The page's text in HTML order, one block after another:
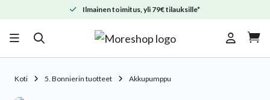
Ilmainen toimitus, yli 79€ tilauksille*

Koti 5. Bonnierin tuotteet Akkupumppu